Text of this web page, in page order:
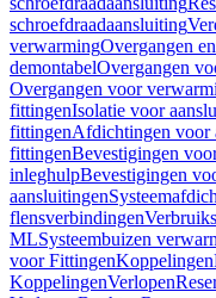
schroefdraadaansluiting
verwarmingOvergangen
demontabelOvergangen
Overgangen voor
fittingenIsolatie voor
fittingenAfdichtingen voor
fittingenBevestigingen
inleghulpBevestigingen
aansluitingen
flensverbindingen
MLSysteembuizen
voor FittingenKoppelingen
KoppelingenVerlopen